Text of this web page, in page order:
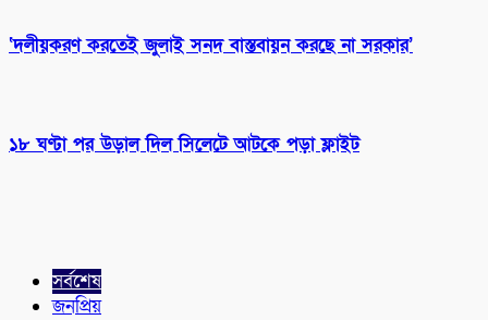
‘দলীয়করণ করতেই জুলাই সনদ বাস্তবায়ন করছে না সরকার’
১৮ ঘণ্টা পর উড়াল দিল সিলেটে আটকে পড়া ফ্লাইট
সর্বশেষ
জনপ্রিয়